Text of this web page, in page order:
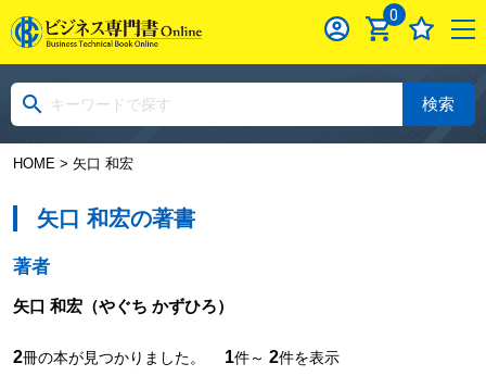
0
検索
HOME> 矢口 和宏
矢口 和宏の著書
著者
矢口 和宏（やぐち かずひろ）
2冊の本が見つかりました。 1件～ 2件を表示